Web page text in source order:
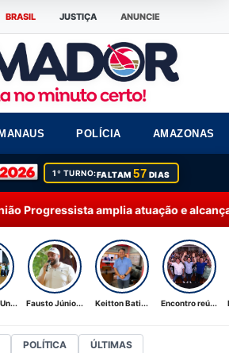
BRASIL JUSTIÇA ANUNCIE
POLÍCIA AMAZONAS
1º TURNO:FALTAM57 DIAS
atuação e alcança 92% dos
Fausto Júnio... Keitton Bati... Encontro reú...
POLÍTICA ÚLTIMAS